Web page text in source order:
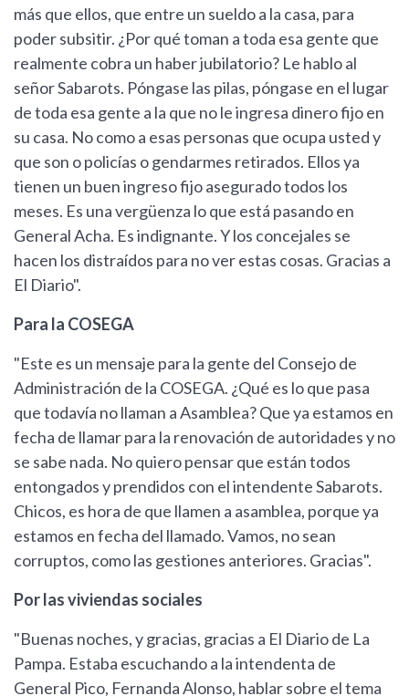
más que ellos, que entre un sueldo a la casa, para
poder subsitir. ¿Por qué toman a toda esa gente que
realmente cobra un haber jubilatorio? Le hablo al
señor Sabarots. Póngase las pilas, póngase en el lugar
de toda esa gente a la que no le ingresa dinero fijo en
su casa. No como a esas personas que ocupa usted y
que son o policías o gendarmes retirados. Ellos ya
tienen un buen ingreso fijo asegurado todos los
meses. Es una vergüenza lo que está pasando en
General Acha. Es indignante. Y los concejales se
hacen los distraídos para no ver estas cosas. Gracias a
El Diario".
Para la COSEGA
"Este es un mensaje para la gente del Consejo de
Administración de la COSEGA. ¿Qué es lo que pasa
que todavía no llaman a Asamblea? Que ya estamos en
fecha de llamar para la renovación de autoridades y no
se sabe nada. No quiero pensar que están todos
entongados y prendidos con el intendente Sabarots.
Chicos, es hora de que llamen a asamblea, porque ya
estamos en fecha del llamado. Vamos, no sean
corruptos, como las gestiones anteriores. Gracias".
Por las viviendas sociales
"Buenas noches, y gracias, gracias a El Diario de La
Pampa. Estaba escuchando a la intendenta de
General Pico, Fernanda Alonso, hablar sobre el tema